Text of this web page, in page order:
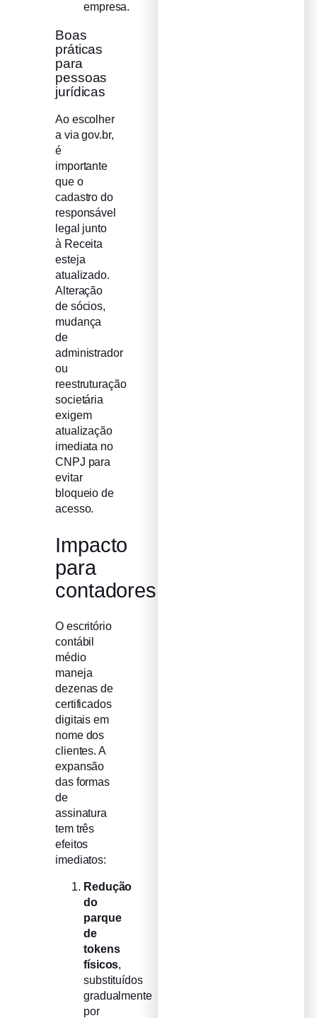
empresa.
Boas
práticas
para
pessoas
jurídicas
Ao escolher
a via gov.br,
é
importante
que o
cadastro do
responsável
legal junto
à Receita
esteja
atualizado.
Alteração
de sócios,
mudança
de
administrador
ou
reestruturação
societária
exigem
atualização
imediata no
CNPJ para
evitar
bloqueio de
acesso.
Impacto
para
contadores
O escritório
contábil
médio
maneja
dezenas de
certificados
digitais em
nome dos
clientes. A
expansão
das formas
de
assinatura
tem três
efeitos
imediatos:
Redução
do
parque
de
tokens
físicos,
substituídos
gradualmente
por